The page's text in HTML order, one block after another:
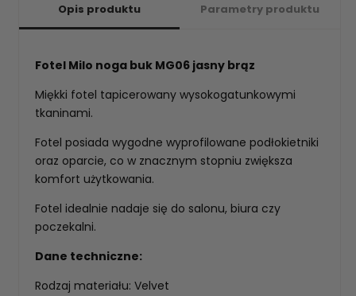
Opis produktu Parametry produktu
Fotel Milo noga buk MG06 jasny brąz
Miękki fotel tapicerowany wysokogatunkowymi
tkaninami.
Fotel posiada wygodne wyprofilowane podłokietniki
oraz oparcie, co w znacznym stopniu zwiększa
komfort użytkowania.
Fotel idealnie nadaje się do salonu, biura czy
poczekalni.
Dane techniczne:
Rodzaj materiału: Velvet